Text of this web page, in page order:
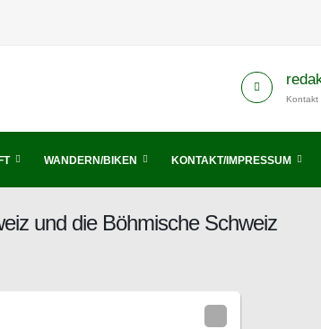
Kontakt
WANDERN/BIKEN KONTAKT/IMPRESSUM
und die Böhmische Schweiz